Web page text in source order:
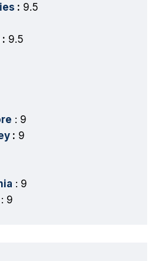
: 9.5
: 9.5
: 9
: 9
: 9
: 9